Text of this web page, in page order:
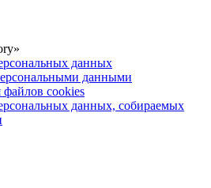
данных
данными
файлов cookies
данных, собираемых